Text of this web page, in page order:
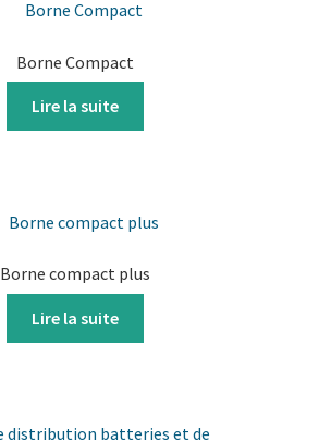
Borne Compact
Lire la suite
Borne compact plus
Lire la suite